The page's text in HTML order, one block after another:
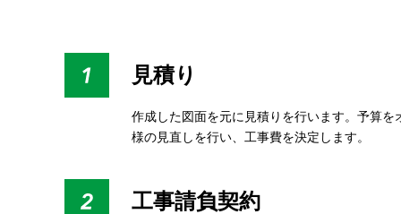
見積り
作成した図面を元に見積りを行います。予算を
様の見直しを行い、工事費を決定します。
工事請負契約